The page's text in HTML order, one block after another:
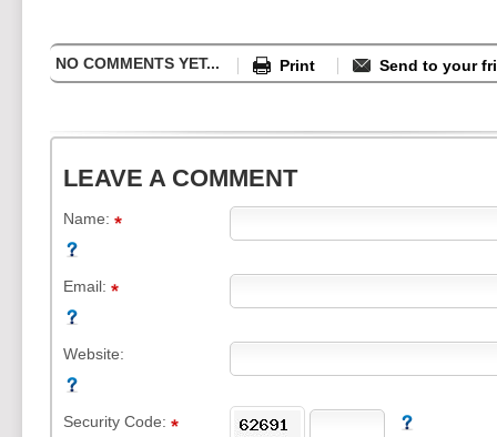
NO COMMENTS YET... Print Send to your
LEAVE A COMMENT
Name:
Email:
Website:
Security Code: